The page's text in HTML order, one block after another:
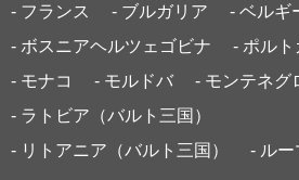
- フランス
- ブルガリア - ベルギ
- ボスニアヘルツェゴビナ
- ポルト
- モナコ
- モルドバ
- モンテネグ
- ラトビア（バルト三国）
- リトアニア（バルト三国）
- ルー